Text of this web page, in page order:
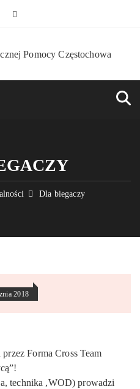
Dla biegaczy
2018
Forma Cross Team
technika ,WOD) prowadzi